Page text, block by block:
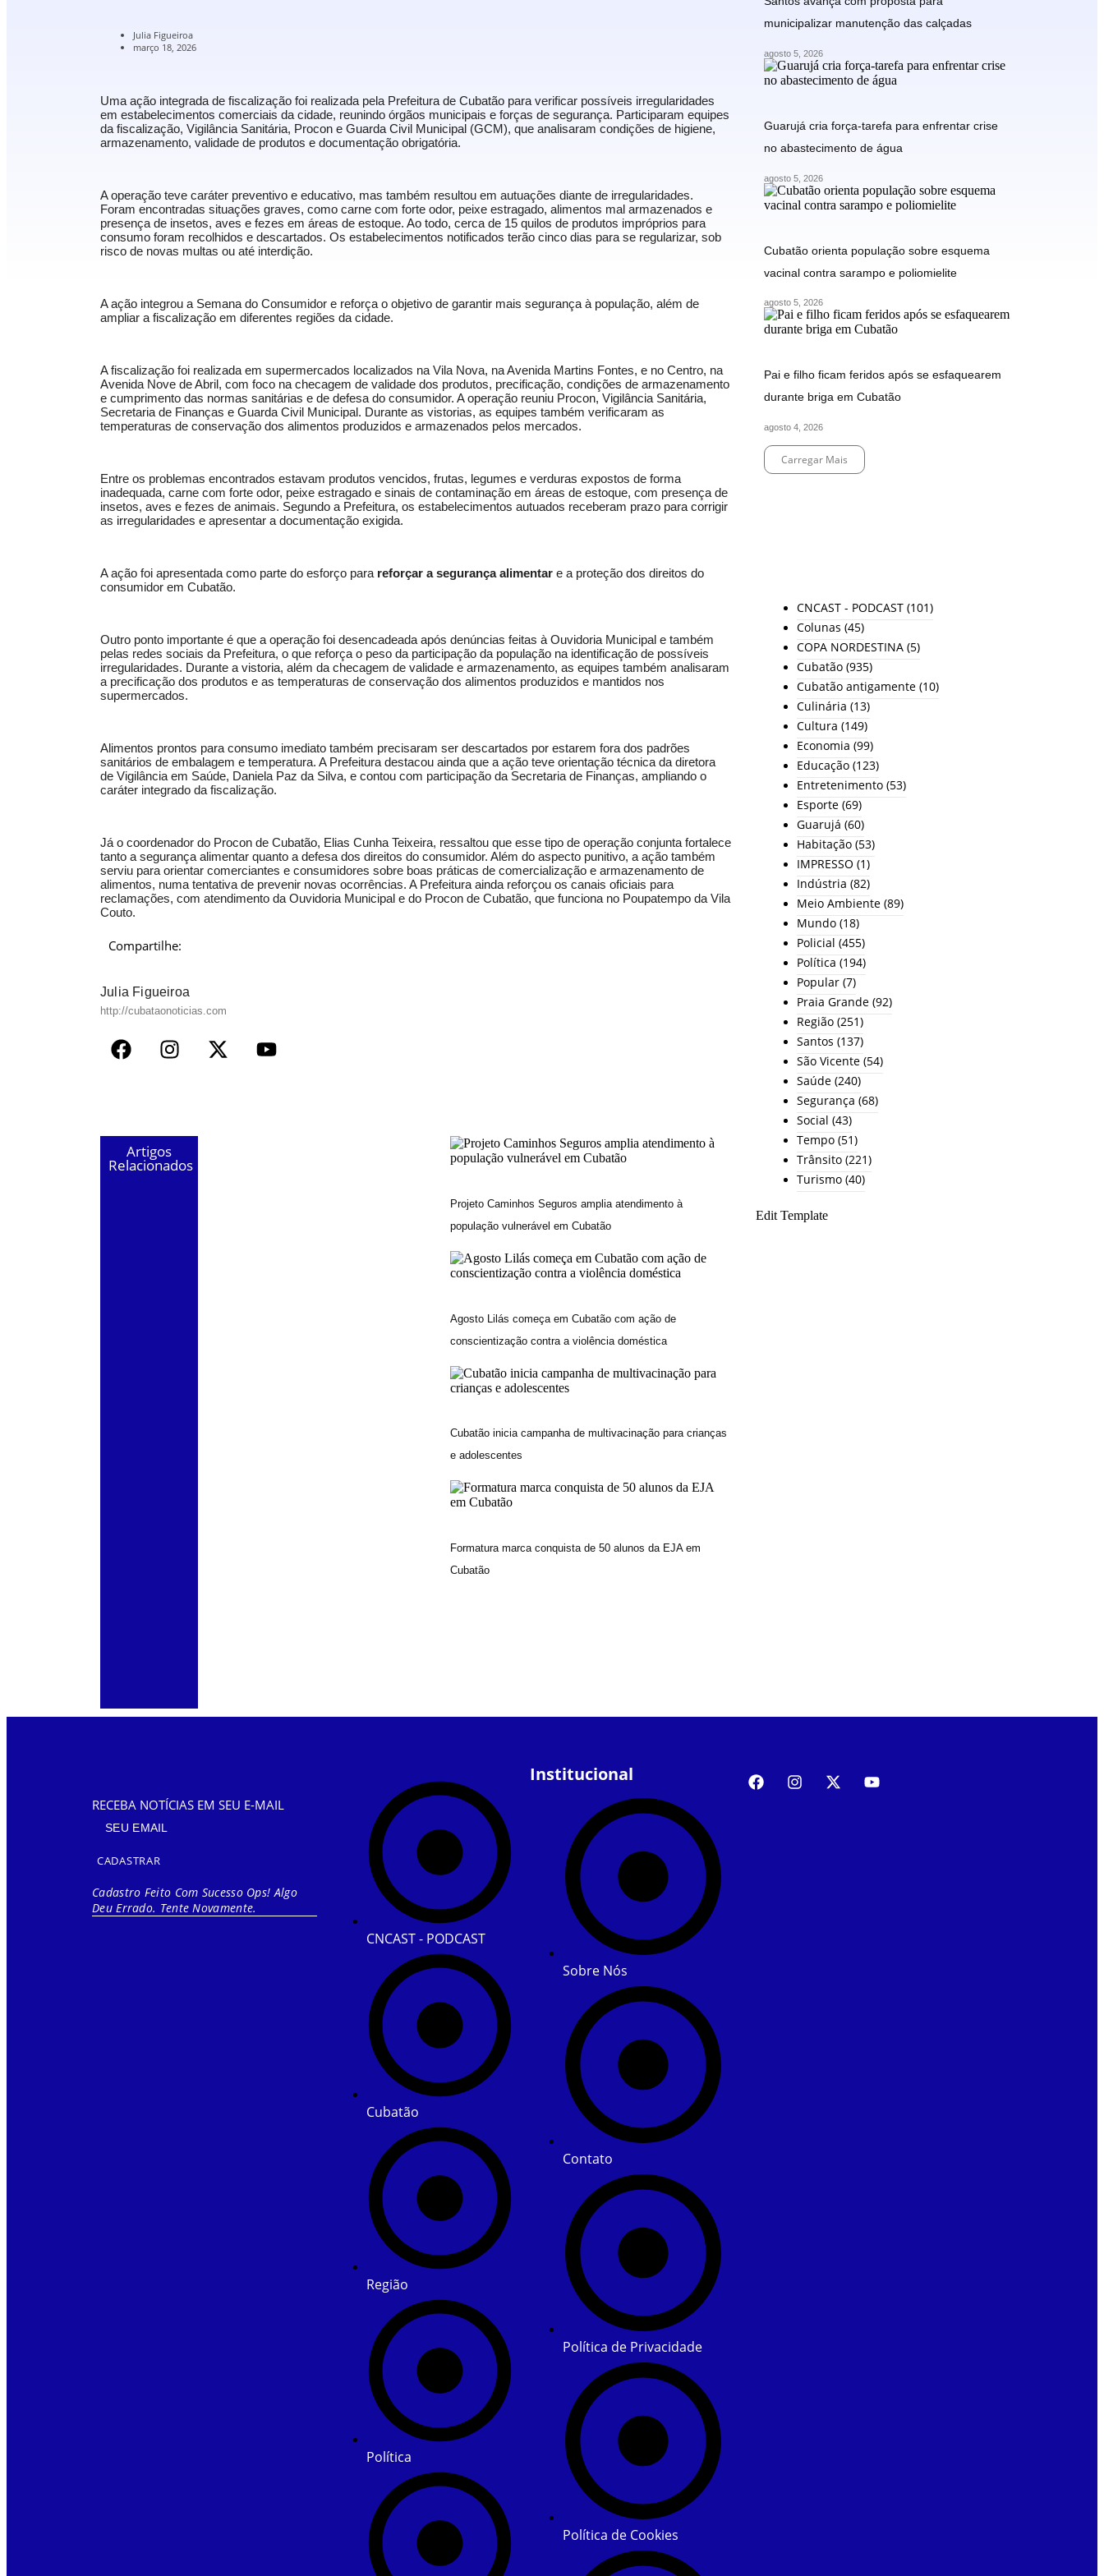
Julia Figueiroa
março 18, 2026
Uma ação integrada de fiscalização foi realizada pela Prefeitura de Cubatão para verificar possíveis irregularidades
em estabelecimentos comerciais da cidade, reunindo órgãos municipais e forças de segurança. Participaram equipes
da fiscalização, Vigilância Sanitária, Procon e Guarda Civil Municipal (GCM), que analisaram condições de higiene,
armazenamento, validade de produtos e documentação obrigatória.
A operação teve caráter preventivo e educativo, mas também resultou em autuações diante de irregularidades.
Foram encontradas situações graves, como carne com forte odor, peixe estragado, alimentos mal armazenados e
presença de insetos, aves e fezes em áreas de estoque. Ao todo, cerca de 15 quilos de produtos impróprios para
consumo foram recolhidos e descartados. Os estabelecimentos notificados terão cinco dias para se regularizar, sob
risco de novas multas ou até interdição.
A ação integrou a Semana do Consumidor e reforça o objetivo de garantir mais segurança à população, além de
ampliar a fiscalização em diferentes regiões da cidade.
A fiscalização foi realizada em supermercados localizados na Vila Nova, na Avenida Martins Fontes, e no Centro, na
Avenida Nove de Abril, com foco na checagem de validade dos produtos, precificação, condições de armazenamento
e cumprimento das normas sanitárias e de defesa do consumidor. A operação reuniu Procon, Vigilância Sanitária,
Secretaria de Finanças e Guarda Civil Municipal. Durante as vistorias, as equipes também verificaram as
temperaturas de conservação dos alimentos produzidos e armazenados pelos mercados.
Entre os problemas encontrados estavam produtos vencidos, frutas, legumes e verduras expostos de forma
inadequada, carne com forte odor, peixe estragado e sinais de contaminação em áreas de estoque, com presença de
insetos, aves e fezes de animais. Segundo a Prefeitura, os estabelecimentos autuados receberam prazo para corrigir
as irregularidades e apresentar a documentação exigida.
A ação foi apresentada como parte do esforço para reforçar a segurança alimentar e a proteção dos direitos do
consumidor em Cubatão.
Outro ponto importante é que a operação foi desencadeada após denúncias feitas à Ouvidoria Municipal e também
pelas redes sociais da Prefeitura, o que reforça o peso da participação da população na identificação de possíveis
irregularidades. Durante a vistoria, além da checagem de validade e armazenamento, as equipes também analisaram
a precificação dos produtos e as temperaturas de conservação dos alimentos produzidos e mantidos nos
supermercados.
Alimentos prontos para consumo imediato também precisaram ser descartados por estarem fora dos padrões
sanitários de embalagem e temperatura. A Prefeitura destacou ainda que a ação teve orientação técnica da diretora
de Vigilância em Saúde, Daniela Paz da Silva, e contou com participação da Secretaria de Finanças, ampliando o
caráter integrado da fiscalização.
Já o coordenador do Procon de Cubatão, Elias Cunha Teixeira, ressaltou que esse tipo de operação conjunta fortalece
tanto a segurança alimentar quanto a defesa dos direitos do consumidor. Além do aspecto punitivo, a ação também
serviu para orientar comerciantes e consumidores sobre boas práticas de comercialização e armazenamento de
alimentos, numa tentativa de prevenir novas ocorrências. A Prefeitura ainda reforçou os canais oficiais para
reclamações, com atendimento da Ouvidoria Municipal e do Procon de Cubatão, que funciona no Poupatempo da Vila
Couto.
Compartilhe:
Julia Figueiroa
http://cubataonoticias.com
Artigos
Relacionados
Projeto Caminhos Seguros amplia atendimento à
população vulnerável em Cubatão
Agosto Lilás começa em Cubatão com ação de
conscientização contra a violência doméstica
Cubatão inicia campanha de multivacinação para crianças
e adolescentes
Formatura marca conquista de 50 alunos da EJA em
Cubatão
municipalizar manutenção das calçadas
agosto 5, 2026
Guarujá cria força-tarefa para enfrentar crise
no abastecimento de água
agosto 5, 2026
Cubatão orienta população sobre esquema
vacinal contra sarampo e poliomielite
agosto 5, 2026
Pai e filho ficam feridos após se esfaquearem
durante briga em Cubatão
agosto 4, 2026
Carregar Mais
CNCAST - PODCAST (101)
Colunas (45)
COPA NORDESTINA (5)
Cubatão (935)
Cubatão antigamente (10)
Culinária (13)
Cultura (149)
Economia (99)
Educação (123)
Entretenimento (53)
Esporte (69)
Guarujá (60)
Habitação (53)
IMPRESSO (1)
Indústria (82)
Meio Ambiente (89)
Mundo (18)
Policial (455)
Política (194)
Popular (7)
Praia Grande (92)
Região (251)
Santos (137)
São Vicente (54)
Saúde (240)
Segurança (68)
Social (43)
Tempo (51)
Trânsito (221)
Turismo (40)
Edit Template
RECEBA NOTÍCIAS EM SEU E-MAIL
CADASTRAR
Cadastro Feito Com Sucesso Ops! Algo
Deu Errado. Tente Novamente.
CNCAST - PODCAST
Cubatão
Região
Política
Institucional
Sobre Nós
Contato
Política de Privacidade
Política de Cookies